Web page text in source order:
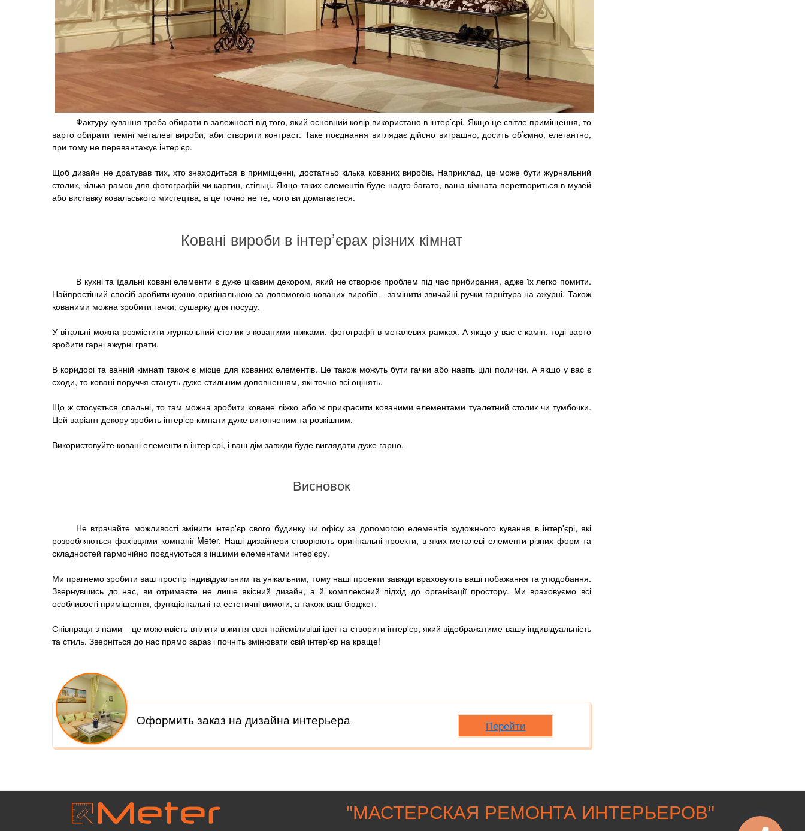
Фактуру кування треба обирати в залежності від того, який основний колір використано в інтер’єрі. Якщо це світле приміщення, то
варто обирати темні металеві вироби, аби створити контраст. Таке поєднання виглядає дійсно виграшно, досить об’ємно, елегантно,
при тому не перевантажує інтер’єр.
Щоб дизайн не дратував тих, хто знаходиться в приміщенні, достатньо кілька кованих виробів. Наприклад, це може бути журнальний
столик, кілька рамок для фотографій чи картин, стільці. Якщо таких елементів буде надто багато, ваша кімната перетвориться в музей
або виставку ковальського мистецтва, а це точно не те, чого ви домагаєтеся.
Ковані вироби в інтер’єрах різних кімнат
В кухні та їдальні ковані елементи є дуже цікавим декором, який не створює проблем під час прибирання, адже їх легко помити.
Найпростіший спосіб зробити кухню оригінальною за допомогою кованих виробів – замінити звичайні ручки гарнітура на ажурні. Також
кованими можна зробити гачки, сушарку для посуду.
У вітальні можна розмістити журнальний столик з кованими ніжками, фотографії в металевих рамках. А якщо у вас є камін, тоді варто
зробити гарні ажурні грати.
В коридорі та ванній кімнаті також є місце для кованих елементів. Це також можуть бути гачки або навіть цілі полички. А якщо у вас є
сходи, то ковані поруччя стануть дуже стильним доповненням, які точно всі оцінять.
Що ж стосується спальні, то там можна зробити коване ліжко або ж прикрасити кованими елементами туалетний столик чи тумбочки.
Цей варіант декору зробить інтер’єр кімнати дуже витонченим та розкішним.
Використовуйте ковані елементи в інтер’єрі, і ваш дім завжди буде виглядати дуже гарно.
Висновок
Не втрачайте можливості змінити інтер'єр свого будинку чи офісу за допомогою елементів художнього кування в інтер'єрі, які
розробляються фахівцями компанії Meter. Наші дизайнери створюють оригінальні проекти, в яких металеві елементи різних форм та
складностей гармонійно поєднуються з іншими елементами інтер'єру.
Ми прагнемо зробити ваш простір індивідуальним та унікальним, тому наші проекти завжди враховують ваші побажання та уподобання.
Звернувшись до нас, ви отримаєте не лише якісний дизайн, а й комплексний підхід до організації простору. Ми враховуємо всі
особливості приміщення, функціональні та естетичні вимоги, а також ваш бюджет.
Співпраця з нами – це можливість втілити в життя свої найсміливіші ідеї та створити інтер'єр, який відображатиме вашу індивідуальність
та стиль. Зверніться до нас прямо зараз і почніть змінювати свій інтер'єр на краще!
Оформить заказ на дизайна интерьера Перейти
"МАСТЕРСКАЯ РЕМОНТА ИНТЕРЬЕРОВ"